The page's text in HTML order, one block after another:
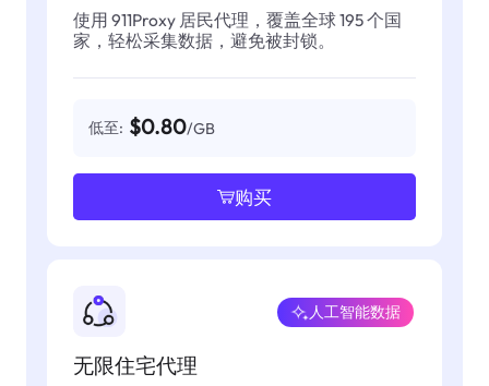
使用 911Proxy 居民代理，覆盖全球 195 个国
家，轻松采集数据，避免被封锁。
低至: $0.80/GB
购买
无限住宅代理
人工智能数据